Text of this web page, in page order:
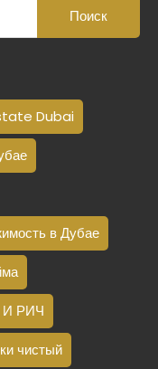
Dubai
в Дубае
РИЧ
чистый